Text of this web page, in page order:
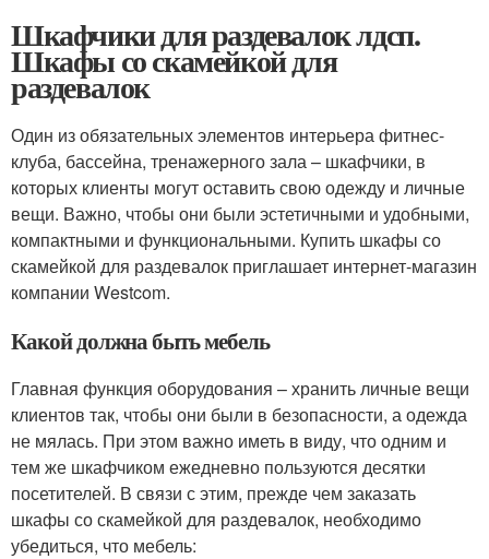
Шкафчики для раздевалок лдсп.
Шкафы со скамейкой для
раздевалок
Один из обязательных элементов интерьера фитнес-
клуба, бассейна, тренажерного зала – шкафчики, в
которых клиенты могут оставить свою одежду и личные
вещи. Важно, чтобы они были эстетичными и удобными,
компактными и функциональными. Купить шкафы со
скамейкой для раздевалок приглашает интернет-магазин
компании Westcom.
Какой должна быть мебель
Главная функция оборудования – хранить личные вещи
клиентов так, чтобы они были в безопасности, а одежда
не мялась. При этом важно иметь в виду, что одним и
тем же шкафчиком ежедневно пользуются десятки
посетителей. В связи с этим, прежде чем заказать
шкафы со скамейкой для раздевалок, необходимо
убедиться, что мебель: